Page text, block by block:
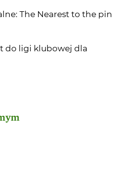
The Nearest to the pin
do ligi klubowej dla